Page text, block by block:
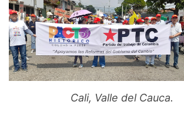
Cali, Valle del Cauca.